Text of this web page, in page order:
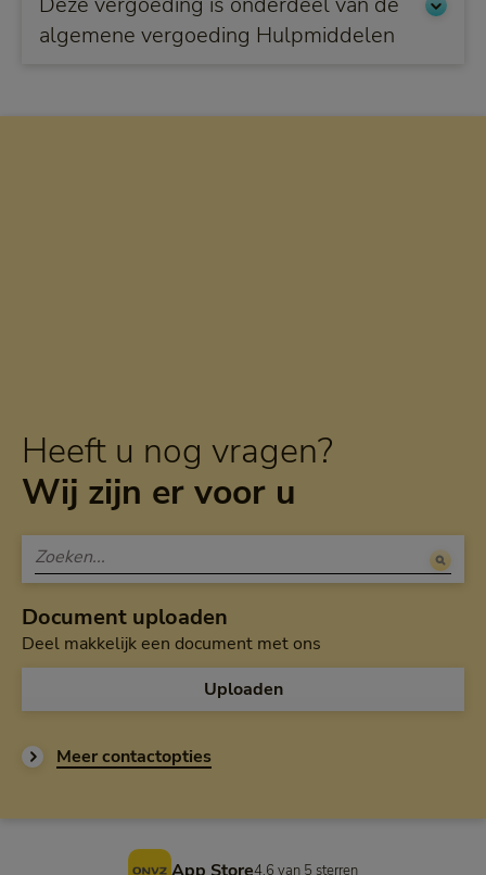
algemene vergoeding Hulpmiddelen
Heeft u nog vragen?
Wij zijn er voor u
Document uploaden
Deel makkelijk een document met ons
Uploaden
Meer contactopties
4,6 van 5 sterren